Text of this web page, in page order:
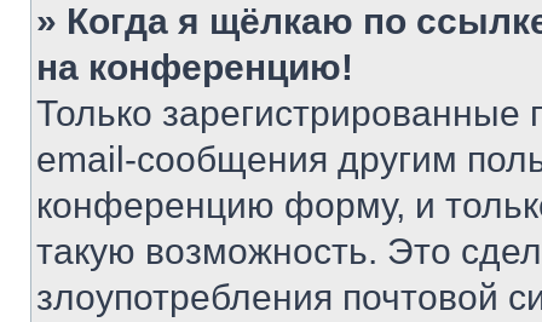
» Когда я щёлкаю по
на конференцию!
Только зарегистрированные
email-сообщения другим
конференцию форму, и
такую возможность. Это
злоупотребления почтовой